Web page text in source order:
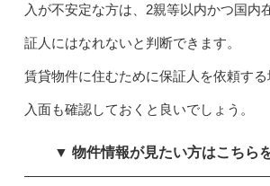
入が不安定な方は、2親等以内かつ国内
証人にはなれないと判断できます。
賃貸物件に住むために保証人を依頼す
入面も確認しておくと良いでしょう。
▼ 物件情報が見たい方はこちら